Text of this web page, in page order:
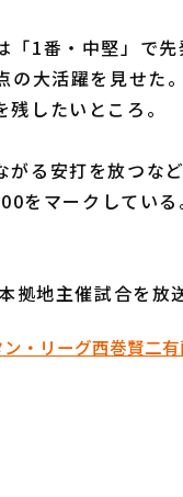
「1番・中堅」で先
の大活躍を見せた
したいところ。
る安打を放つな
をマークしている
地主催試合を放
・リーグ西巻賢二